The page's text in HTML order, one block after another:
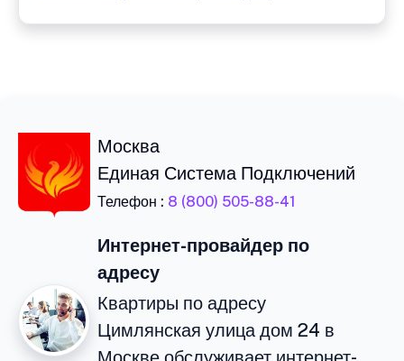
Москва
Единая Система Подключений
Телефон : 8 (800) 505-88-41
Интернет-провайдер по
адресу
Квартиры по адресу
Цимлянская улица дом 24 в